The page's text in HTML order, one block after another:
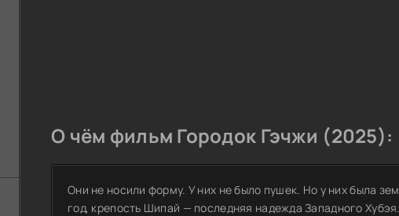
О чём фильм Городок Гэчжи (2025):
Они не носили форму. У них не было пушек. Но у них была
год, крепость Шипай — последняя надежда Западного